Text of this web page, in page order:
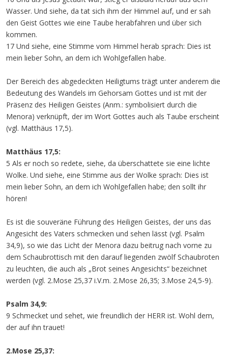
Wasser. Und siehe, da tat sich ihm der Himmel auf, und er sah
den Geist Gottes wie eine Taube herabfahren und über sich
kommen.
17 Und siehe, eine Stimme vom Himmel herab sprach: Dies ist
mein lieber Sohn, an dem ich Wohlgefallen habe.
Der Bereich des abgedeckten Heiligtums trägt unter anderem die
Bedeutung des Wandels im Gehorsam Gottes und ist mit der
Präsenz des Heiligen Geistes (Anm.: symbolisiert durch die
Menora) verknüpft, der im Wort Gottes auch als Taube erscheint
(vgl. Matthäus 17,5).
Matthäus 17,5:
5 Als er noch so redete, siehe, da überschattete sie eine lichte
Wolke. Und siehe, eine Stimme aus der Wolke sprach: Dies ist
mein lieber Sohn, an dem ich Wohlgefallen habe; den sollt ihr
hören!
Es ist die souveräne Führung des Heiligen Geistes, der uns das
Angesicht des Vaters schmecken und sehen lässt (vgl. Psalm
34,9), so wie das Licht der Menora dazu beitrug nach vorne zu
dem Schaubrottisch mit den darauf liegenden zwölf Schaubroten
zu leuchten, die auch als „Brot seines Angesichts“ bezeichnet
werden (vgl. 2.Mose 25,37 i.V.m. 2.Mose 26,35; 3.Mose 24,5-9).
Psalm 34,9:
9 Schmecket und sehet, wie freundlich der HERR ist. Wohl dem,
der auf ihn trauet!
2.Mose 25,37: